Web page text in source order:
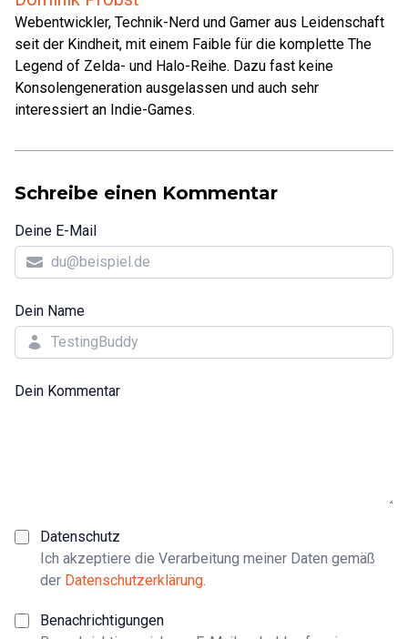
Webentwickler, Technik-Nerd und Gamer aus Leidenschaft
seit der Kindheit, mit einem Faible für die komplette The
Legend of Zelda- und Halo-Reihe. Dazu fast keine
Konsolengeneration ausgelassen und auch sehr
interessiert an Indie-Games.
Schreibe einen Kommentar
Deine E-Mail
Dein Name
Dein Kommentar
Datenschutz
Ich akzeptiere die Verarbeitung meiner Daten gemäß
der Datenschutzerklärung
Benachrichtigungen